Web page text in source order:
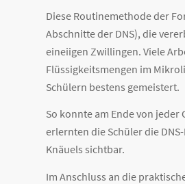
Diese Routinemethode der
Abschnitte der DNS), die
eineiigen Zwillingen. Viele
Flüssigkeitsmengen im
Schülern bestens gemeistert.
So konnte am Ende von
erlernten die Schüler die
Knäuels sichtbar.
Im Anschluss an die